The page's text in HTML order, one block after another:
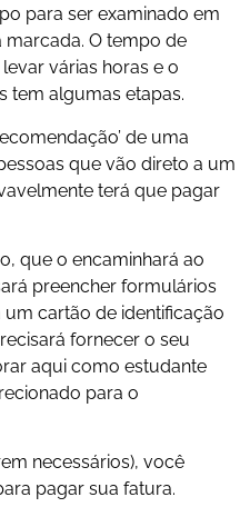
para ser examinado em
O tempo de
várias horas e o
tem algumas etapas.
de uma
que vão direto a um
terá que pagar
que o encaminhará ao
preencher formulários
cartão de identificação
fornecer o seu
aqui como estudante
para o
necessários), você
pagar sua fatura.